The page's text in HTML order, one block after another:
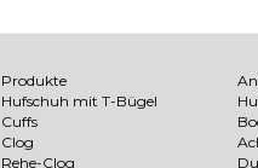
Produkte
Hufschuh mit T-Bügel
Cuffs
Clog
Rehe-Clog